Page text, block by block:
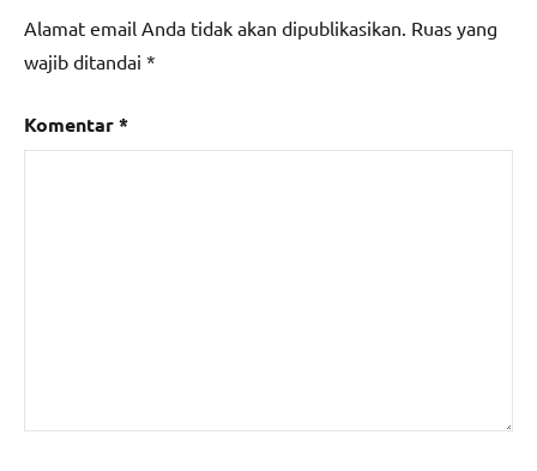
Alamat email Anda tidak akan dipublikasikan. Ruas yang
wajib ditandai *
Komentar*